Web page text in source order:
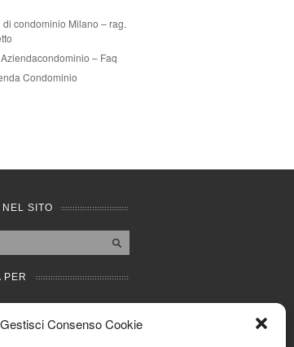
Gestisci Consenso Cookie
di condominio Milano – rag.
– Faq
Condominio
SITO
PER
completa
categorie